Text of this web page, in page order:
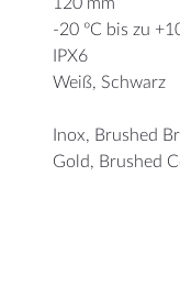
120 mm
-20 ºC bis zu
IPX6
Weiß, Schwarz
Inox, Brushed
Gold, Brushed